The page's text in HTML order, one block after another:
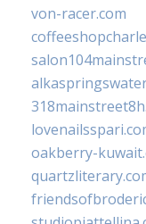
von-racer.com
oakberry-